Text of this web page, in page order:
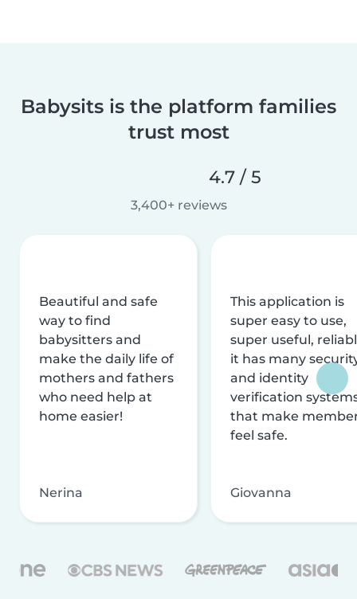
Babysits is the platform families
trust most
4.7 / 5
3,400+ reviews
Beautiful and safe
way to find
babysitters and
make the daily life of
mothers and fathers
who need help at
home easier!
Nerina
This application is
super easy to use,
super useful,
it has many
and identity
verification
that make
feel safe.
Giovanna